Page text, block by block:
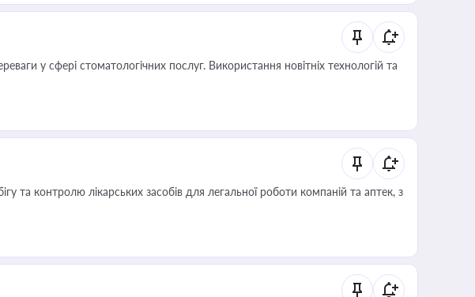
у сфері стоматологічних послуг. Використання новітніх технологій та
та контролю лікарських засобів для легальної роботи компаній та аптек, з